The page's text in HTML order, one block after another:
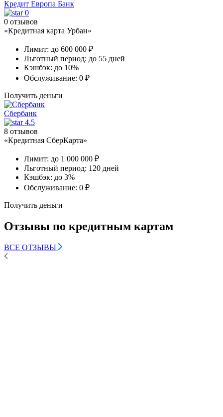
Кредит Европа Банк
0
0 отзывов
«Кредитная карта Урбан»
Лимит: до 600 000 ₽
Льготный период: до 55 дней
Кэшбэк: до 10%
Обслуживание: 0 ₽
Получить деньги
Сбербанк
4.5
8 отзывов
«Кредитная СберКарта»
Лимит: до 1 000 000 ₽
Льготный период: 120 дней
Кэшбэк: до 3%
Обслуживание: 0 ₽
Получить деньги
Отзывы по кредитным картам
ВСЕ ОТЗЫВЫ